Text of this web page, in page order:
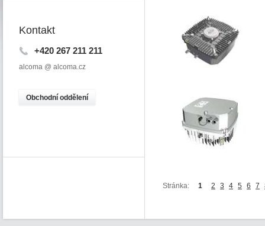
Stránka: 1 2 3 4 5 6 7
Kontakt
+420 267 211 211
alcoma @ alcoma.cz
Obchodní oddělení